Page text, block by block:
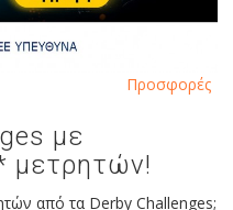
με
μετρητών!
από τα Derby Challenges;
Προσφορές